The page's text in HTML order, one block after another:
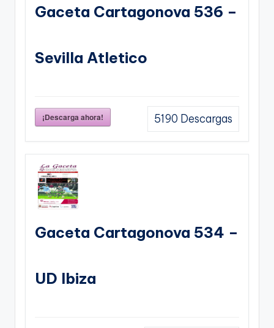
Gaceta Cartagonova 536 –
Sevilla Atletico
¡Descarga ahora! 5190 Descargas
Gaceta Cartagonova 534 –
UD Ibiza